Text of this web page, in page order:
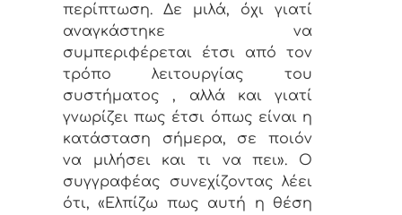
περίπτωση. Δε μιλά, όχι γιατί
αναγκάστηκε να
συμπεριφέρεται έτσι από τον
τρόπο λειτουργίας του
συστήματος , αλλά και γιατί
γνωρίζει πως έτσι όπως είναι η
κατάσταση σήμερα, σε ποιόν
να μιλήσει και τι να πει». Ο
συγγραφέας συνεχίζοντας λέει
ότι, «Ελπίζω πως αυτή η θέση